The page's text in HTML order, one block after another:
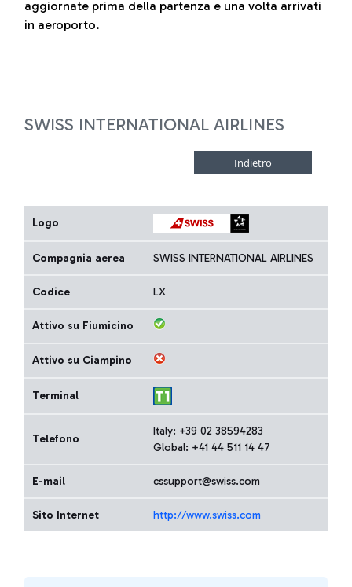
aggiornate prima della partenza e una volta arrivati
in aeroporto.
SWISS INTERNATIONAL AIRLINES
Logo
Compagnia aerea SWISS INTERNATIONAL AIRLINES
Codice LX
Attivo su Fiumicino
Attivo su Ciampino
Terminal
Telefono
Italy: +39 02 38594283
Global: +41 44 511 14 47
E-mail cssupport@swiss.com
Sito Internet http://www.swiss.com